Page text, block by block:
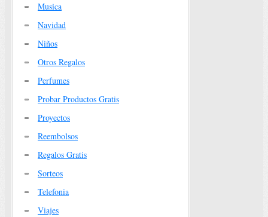
Musica
Navidad
Niños
Otros Regalos
Perfumes
Probar Productos Gratis
Proyectos
Reembolsos
Regalos Gratis
Sorteos
Telefonia
Viajes